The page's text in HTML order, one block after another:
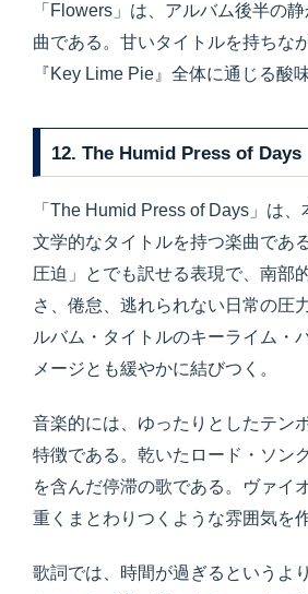
「Flowers」は、アルバム後半の
曲である。甘いタイトルを持ちな
『Key Lime Pie』全体に通じる酸
12. The Humid Press of Days
「The Humid Press of Days」は
文学的なタイトルを持つ楽曲であ
圧迫」とでも訳せる表現で、南部
さ、倦怠、逃れられない日常の圧
ルバム・タイトルのキーライム・
メージとも緩やかに結びつく。
音楽的には、ゆったりとしたテン
特徴である。乾いたロード・ソン
を含んだ停滞の歌である。ヴァイ
重くまとわりつくような雰囲気を作
歌詞では、時間が過ぎるというよ